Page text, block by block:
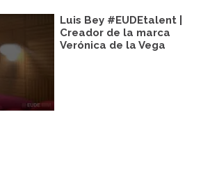
Luis Bey #EUDEtalent |
Creador de la marca
Verónica de la Vega